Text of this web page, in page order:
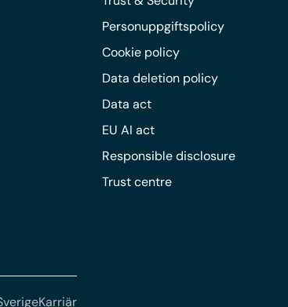
Personuppgiftspolicy
Cookie policy
Data deletion policy
Data act
EU AI act
Responsible disclosure
Trust centre
Karriär